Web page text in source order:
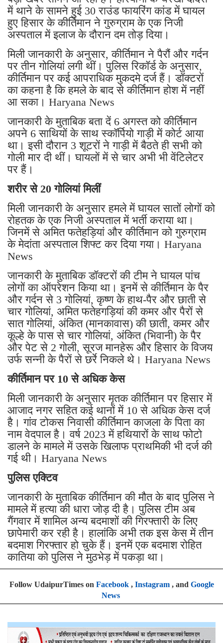
में थाने के सामने हुई 30 राउंड फायरिंग कांड में घायल
हुए हिसार के कीर्तिमान ने गुरुग्राम के एक निजी
अस्पताल में इलाज के दौरान दम तोड़ दिया।
मिली जानकारी के अनुसार, कीर्तिमान ने पैरौं और गर्दन
पर तीन गोलियां लगी थीं। पुलिस रिकॉर्ड के अनुसार,
कीर्तिमान पर कई आपराधिक मुकदमे दर्ज हैं। डॉक्टरों
का कहना है कि हमले के बाद से कीर्तिमान होश में नहीं
आ सका। Haryana News
जानकारी के मुताबिक बता दें 6 अगस्त को कीर्तिमान
अपने 6 साथियों के साथ स्कॉर्पियो गाड़ी में कोर्ट आया
था। इसी दौरान 3 शूटरों ने गाड़ी में बैठते ही सभी को
गोली मार दी थीं। घायलों में से चार अभी भी वेंटिलेटर
पर हैं।
शरीर से 20 गोलियां मिलीं
मिली जानकारी के अनुसार हमले में घायल सातों लोगों को
रोहतक के एक निजी अस्पताल में भर्ती कराया था।
जिनमें से अमित फतेहड़ियां और कीर्तिमान को गुरुग्राम
के मेदांता अस्पताल शिफ्ट कर दिया गया। Haryana
News
जानकारी के मुताबिक डॉक्टरों की टीम ने घायल पांच
लोगों का ऑपरेशन किया था। इनमें से कीर्तिमान के पैर
और गर्दन से 3 गोलियां, कृष्ण के हाथ-पैर और छाती से
चार गोलियां, अमित फतेहगड़ियां की कमर और पैरों से
सात गोलियां, अंकित (मानकावास) की छाती, कमर और
कूल्हे के पास से चार गोलियां, अंकित (भिवानी) के पैर
और पेट से 2 गोली, सूरज मानहेरू और हिसार के विजय
उर्फ सन्नी के पैरों से छर्रे निकले थे। Haryana News
कीर्तिमान पर 10 से अधिक केस
मिली जानकारी के अनुसार मृतक कीर्तिमान पर हिसार में
आजाद नगर सहित कई थानों में 10 से अधिक केस दर्ज
है। गांव टोकस निवासी कीर्तिमान काजला के पिता का
नाम वेदपाल है। वर्ष 2023 में हथियारों के साथ फोटो
डालने के मामले में उसके खिलाफ प्राथमिकी भी दर्ज की
गई थी। Haryana News
पुलिस एक्टिव
जानकारी के मुताबिक कीर्तिमान की मौत के बाद पुलिस ने
मामले में हत्या की धारा जोड़ दी है। पुलिस टीम अब
गैंगवार में शामिल अन्य बदमाशों की गिरफ्तारी के लिए
छापेमारी कर रही है। हालांकि अभी तक इस केस में तीन
बदमाश गिरफ्तार हो चुके हैं। इनमें एक बदमाश रोहित
कातिया को पुलिस ने मुठभेड़ में पकड़ा था।
Follow UdaipurTimes on Facebook, Instagram, and Google
News